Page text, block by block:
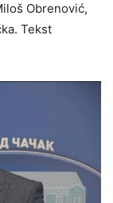
Obrenović,
Tekst